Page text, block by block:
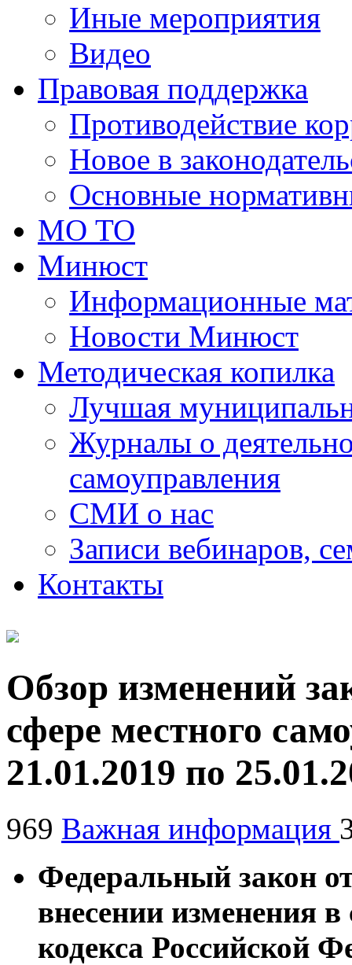
Иные мероприятия
Видео
Правовая поддержка
Противодействие
Новое в
Основные
МО ТО
Минюст
Информационные
Новости Минюст
Методическая копилка
Лучшая
Журналы о
самоуправления
СМИ о нас
Записи вебинаров,
Контакты
Обзор изменений
сфере местного
21.01.2019 по
969 Важная информация
Федеральный закон
внесении изменения
кодекса Российской